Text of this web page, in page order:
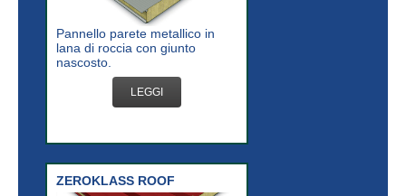
Pannello parete metallico in
lana di roccia con giunto
nascosto.
LEGGI
ZEROKLASS ROOF